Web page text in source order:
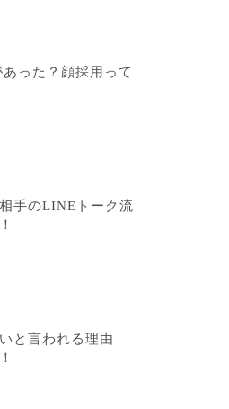
った？顔採用って
手のLINEトーク流
と言われる理由